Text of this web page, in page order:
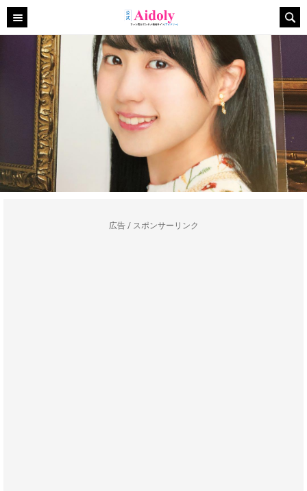
広告 / スポンサーリンク